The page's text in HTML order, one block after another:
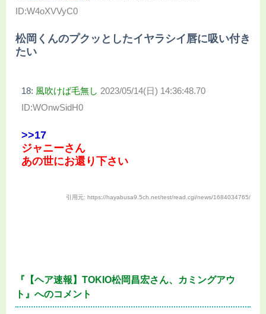
ID:W4oXVVyC0
松岡くんのプクッとしたイヤラシイ唇に吸い付き
たい
18: 風吹けば毛無し 2023/05/14(日) 14:36:48.70
ID:WOnwSidH0
>>17
ジャニーさん
あの世にお還り下さい
引用元: https://hayabusa9.5ch.net/test/read.cgi/news/1684034765/
『【ヘア速報】TOKIO松岡昌宏さん、カミングアウ
ト』へのコメント